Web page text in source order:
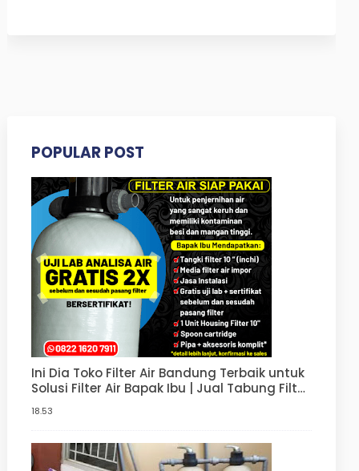
POPULAR POST
Ini Dia Toko Filter Air Bandung Terbaik untuk
Solusi Filter Air Bapak Ibu | Jual Tabung Filter
Sumur Murah
18.53